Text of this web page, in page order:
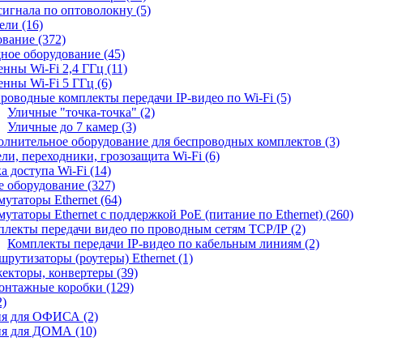
по оптоволокну (5)
(16)
(372)
оборудование (45)
Wi-Fi 2,4 ГГц (11)
Wi-Fi 5 ГГц (6)
комплекты передачи IP-видео по Wi-Fi (5)
Уличные "точка-точка" (2)
Уличные до 7 камер (3)
оборудование для беспроводных комплектов (3)
переходники, грозозащита Wi-Fi (6)
доступа Wi-Fi (14)
оборудование (327)
Ethernet (64)
Ethernet с поддержкой PoE (питание по Ethernet) (260)
передачи видео по проводным сетям TCP/IP (2)
Комплекты передачи IP-видео по кабельным линиям (2)
(роутеры) Ethernet (1)
конвертеры (39)
коробки (129)
для ОФИСА (2)
для ДОМА (10)